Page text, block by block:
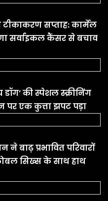
सप्ताह: कार्मेल
सर्वाइकल कैंसर से बचाव
की स्पेशल स्क्रीनिंग
पर एक कुत्ता झपट पड़ा
बाढ़ प्रभावित परिवारों
सिख्स के साथ हाथ